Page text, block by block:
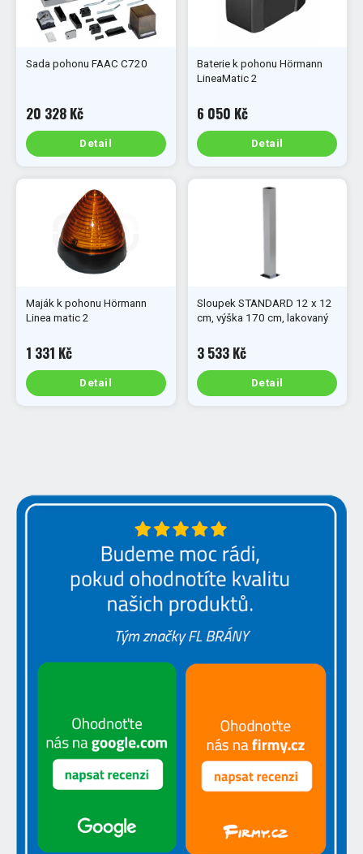
Sada pohonu FAAC C720
20 328 Kč
Detail
Baterie k pohonu Hörmann
LineaMatic 2
6 050 Kč
Detail
Maják k pohonu Hörmann
Linea matic 2
1 331 Kč
Detail
Sloupek STANDARD 12 x 12
cm, výška 170 cm, lakovaný
3 533 Kč
Detail